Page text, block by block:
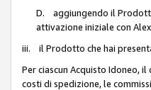
D. aggiungendo il
attivazione iniziale con
iii. il Prodotto che hai
Per ciascun Acquisto Idoneo,
costi di spedizione, le